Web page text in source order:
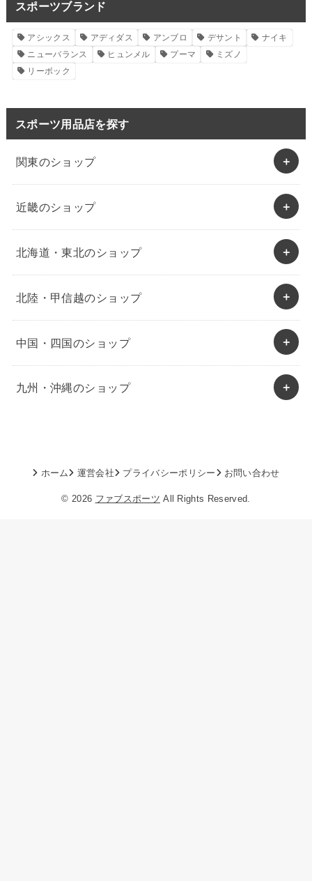
スポーツブランド
アシックス アディダス アンブロ デサント
ナイキ
ニューバランス
ヒュンメル プーマ
ミズノ
リーボック
スポーツ用品店を探す
関東のショップ
近畿のショップ
北海道・東北のショップ
北陸・甲信越のショップ
中国・四国のショップ
九州・沖縄のショップ
ホーム 運営会社 プライバシーポリシー お問い合わせ
© 2026 ファブスポーツ All Rights Reserved.